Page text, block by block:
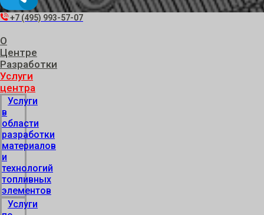
+7 (495) 993-57-07
О
Центре
Разработки
Услуги
центра
Услуги
в
области
разработки
материалов
и
технологий
топливных
элементов
Услуги